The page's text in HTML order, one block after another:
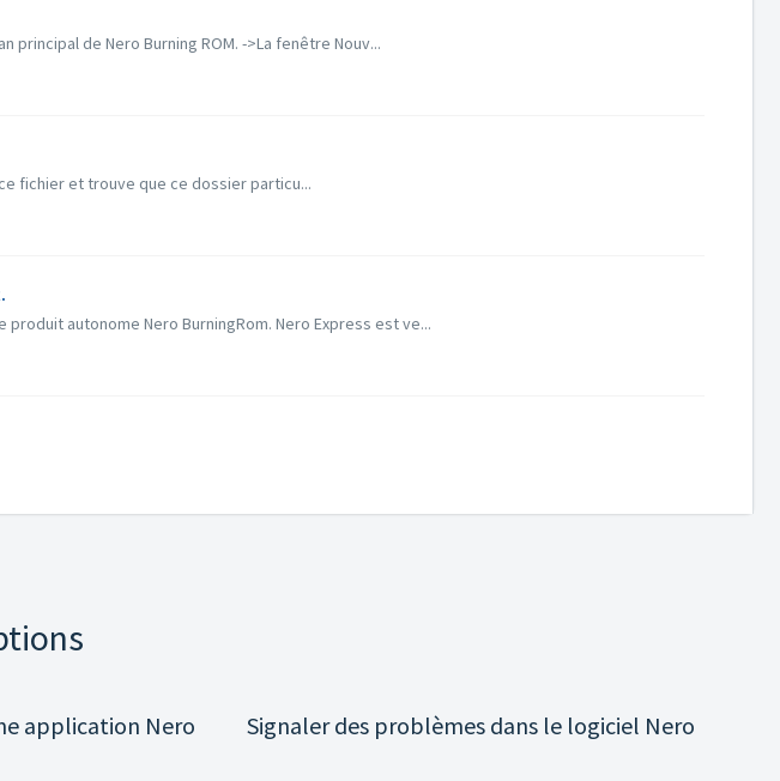
de Nero Burning ROM. ->La fenêtre Nouv...
fichier et trouve que ce dossier particu...
autonome Nero BurningRom. Nero Express est ve...
application Nero Signaler des problèmes dans le logiciel Nero